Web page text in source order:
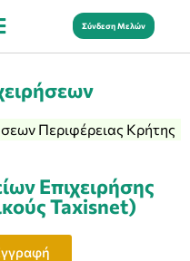
Σύνδεση Μελών
Περιφέρειας Κρήτης
Επιχειρήσης
Taxisnet)